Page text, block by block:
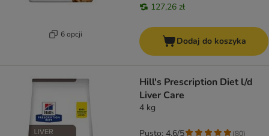
6 opcji
127,26 zł
Dodaj do koszyka
Hill's Prescription Diet l/d
Liver Care
4 kg
Pusto: 4.6/5 (80)